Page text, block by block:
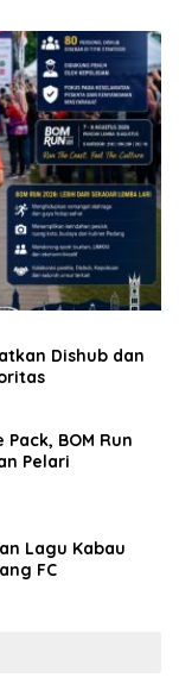
Dishub dan
BOM Run
Pelari
Lagu Kabau
FC